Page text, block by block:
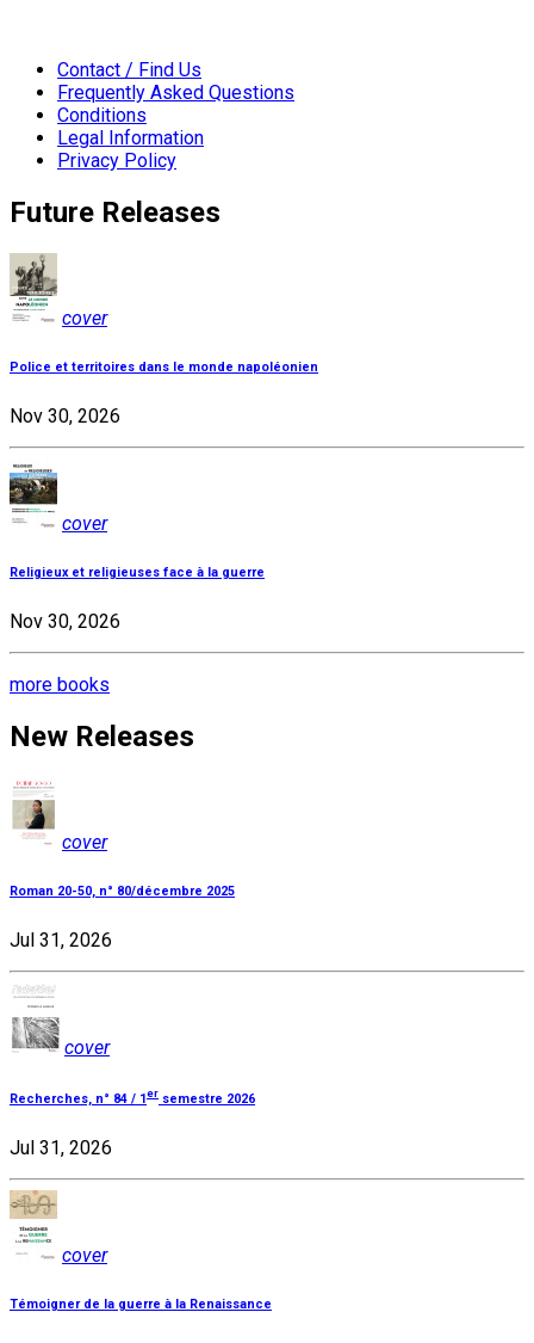
Contact / Find Us
Frequently Asked Questions
Conditions
Legal Information
Privacy Policy
Future Releases
cover
Police et territoires dans le monde napoléonien
Nov 30, 2026
cover
Religieux et religieuses face à la guerre
Nov 30, 2026
more books
New Releases
cover
Roman 20-50, n° 80/décembre 2025
Jul 31, 2026
cover
Recherches, n° 84 / 1 er semestre 2026
Jul 31, 2026
cover
Témoigner de la guerre à la Renaissance